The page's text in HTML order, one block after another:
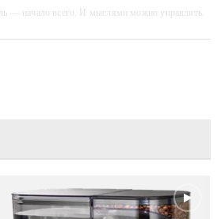
— начало всего. И мыслями можно управлять.
полезен никому, кроме того, кто его дал.